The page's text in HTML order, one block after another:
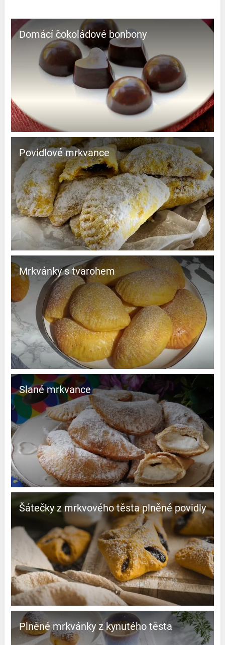
Domácí čokoládové bonbony
Povidlové mrkvance
Mrkvánky s tvarohem
Slané mrkvance
Šátečky z mrkvového těsta plněné povidly
Plněné mrkvánky z kynutého těsta